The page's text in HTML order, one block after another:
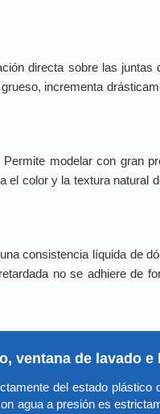
directa sobre las
incrementa
Permite modelar con gran
color y la textura
consistencia líquida de
no se adhiere de
ventana de lavado e
del estado plástico
agua a presión es